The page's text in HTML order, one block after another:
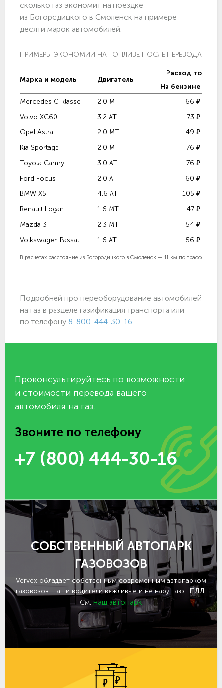
сколько газ экономит на поездке
из Богородицкого в Смоленск на примере
десяти марок автомобилей.
ПРИМЕРЫ ЭКОНОМИИ НА ТОПЛИВЕ ПОСЛЕ ПЕРЕВОДА НА
Марка и модель Двигатель
Расход
На бензине
Mercedes C-klasse
2.0 MT
66 ₽
Volvo XC60
3.2 AT
73 ₽
Opel Astra
2.0 MT
49 ₽
Kia Sportage
2.0 MT
76 ₽
Toyota Camry
3.0 AT
76 ₽
Ford Focus
2.0 AT
60 ₽
BMW X5
4.6 AT
105 ₽
Renault Logan
1.6 MT
47 ₽
Mazda 3
2.3 MT
54 ₽
Volkswagen Passat
1.6 AT 56 ₽
В расчётах расстояние из Богородицкого в Смоленск — 11 км по трассе.
Подробней про переоборудование автомобилей
на газ в разделе газификация транспорта или
по телефону 8-800-444-30-16.
Проконсультируйтесь по возможности
и стоимости перевода вашего
автомобиля на газ.
Звоните по телефону
+7 (800) 444-30-16
СОБСТВЕННЫЙ АВТОПАРК
ГАЗОВОЗОВ
Vervex обладает собственным современным автопарком
газовозов. Наши водители вежливые и не нарушают ПДД.
См. наш автопарк